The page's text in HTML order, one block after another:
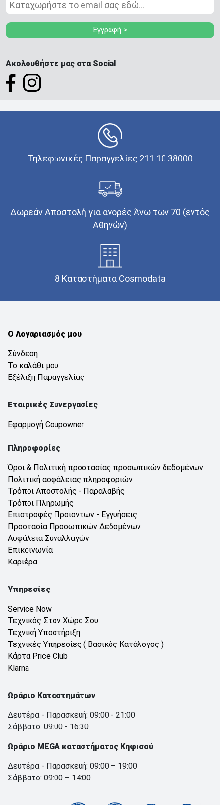
Εγγραφή >
Ακολουθήστε μας στα Social
Τηλεφωνικές Παραγγελίες 211 10 38000
Δωρεάν Αποστολή για αγορές Άνω των 70 (εντός
Αθηνών)
8 Καταστήματα Cosmodata
Ο Λογαριασμός μου
Σύνδεση
Το καλάθι μου
Εξέλιξη Παραγγελίας
Εταιρικές Συνεργασίες
Εφαρμογή Coupowner
Πληροφορίες
Όροι & Πολιτική προστασίας προσωπικών δεδομένων
Πολιτική ασφάλειας πληροφοριών
Τρόποι Αποστολής - Παραλαβής
Τρόποι Πληρωμής
Επιστροφές Προιοντων - Εγγυήσεις
Προστασία Προσωπικών Δεδομένων
Ασφάλεια Συναλλαγών
Επικοινωνία
Καριέρα
Υπηρεσίες
Service Now
Τεχνικός Στον Χώρο Σου
Τεχνική Υποστήριξη
Τεχνικές Υπηρεσίες ( Βασικός Κατάλογος )
Κάρτα Price Club
Klarna
Ωράριο Καταστημάτων
Δευτέρα - Παρασκευή: 09:00 - 21:00
Σάββατο: 09:00 - 16:30
Ωράριο MEGA καταστήματος Κηφισού
Δευτέρα - Παρασκευή: 09:00 – 19:00
Σάββατο: 09:00 – 14:00